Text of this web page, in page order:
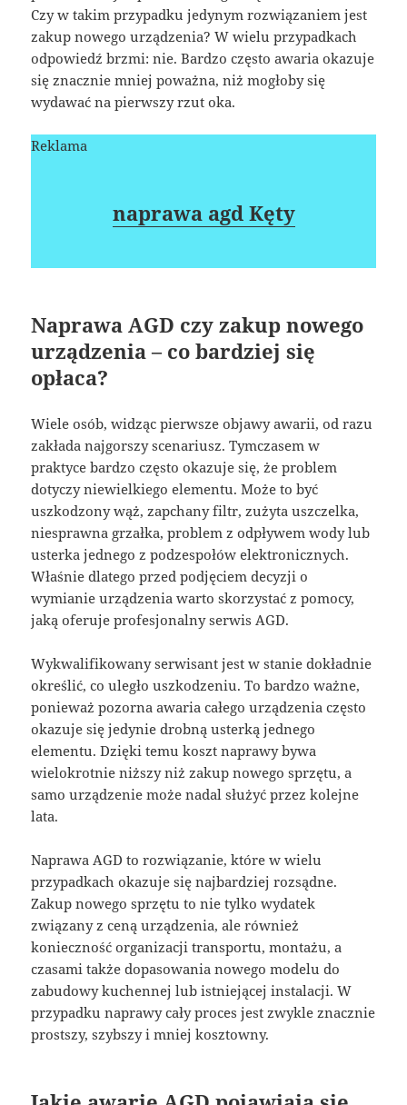
Czy w takim przypadku jedynym rozwiązaniem jest
zakup nowego urządzenia? W wielu przypadkach
odpowiedź brzmi: nie. Bardzo często awaria okazuje
się znacznie mniej poważna, niż mogłoby się
wydawać na pierwszy rzut oka.
Reklama
naprawa agd Kęty
Naprawa AGD czy zakup nowego
urządzenia – co bardziej się
opłaca?
Wiele osób, widząc pierwsze objawy awarii, od razu
zakłada najgorszy scenariusz. Tymczasem w
praktyce bardzo często okazuje się, że problem
dotyczy niewielkiego elementu. Może to być
uszkodzony wąż, zapchany filtr, zużyta uszczelka,
niesprawna grzałka, problem z odpływem wody lub
usterka jednego z podzespołów elektronicznych.
Właśnie dlatego przed podjęciem decyzji o
wymianie urządzenia warto skorzystać z pomocy,
jaką oferuje profesjonalny serwis AGD.
Wykwalifikowany serwisant jest w stanie dokładnie
określić, co uległo uszkodzeniu. To bardzo ważne,
ponieważ pozorna awaria całego urządzenia często
okazuje się jedynie drobną usterką jednego
elementu. Dzięki temu koszt naprawy bywa
wielokrotnie niższy niż zakup nowego sprzętu, a
samo urządzenie może nadal służyć przez kolejne
lata.
Naprawa AGD to rozwiązanie, które w wielu
przypadkach okazuje się najbardziej rozsądne.
Zakup nowego sprzętu to nie tylko wydatek
związany z ceną urządzenia, ale również
konieczność organizacji transportu, montażu, a
czasami także dopasowania nowego modelu do
zabudowy kuchennej lub istniejącej instalacji. W
przypadku naprawy cały proces jest zwykle znacznie
prostszy, szybszy i mniej kosztowny.